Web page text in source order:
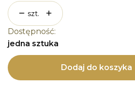
szt.
Dostępność:
jedna sztuka
Dodaj do koszyka